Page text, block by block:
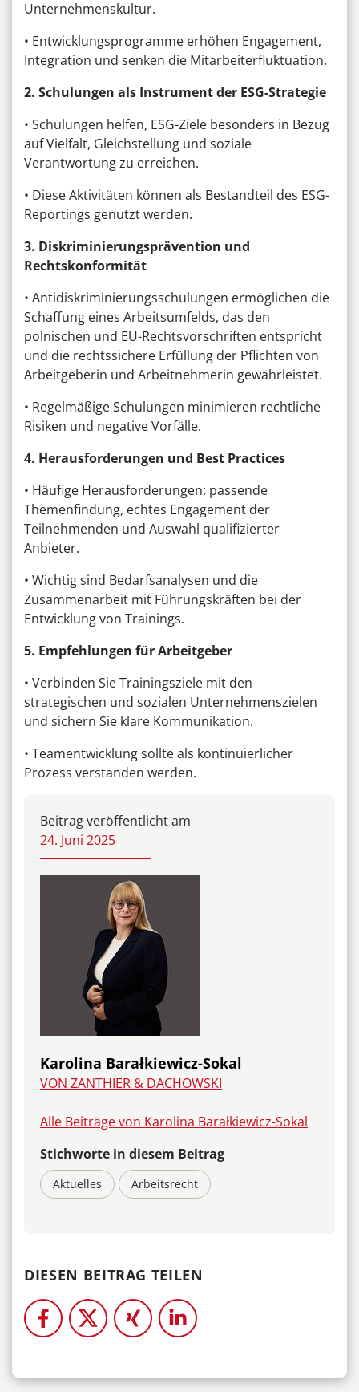
Unternehmenskultur.
• Entwicklungsprogramme erhöhen Engagement,
Integration und senken die Mitarbeiterfluktuation.
2. Schulungen als Instrument der ESG-Strategie
• Schulungen helfen, ESG-Ziele besonders in Bezug
auf Vielfalt, Gleichstellung und soziale
Verantwortung zu erreichen.
• Diese Aktivitäten können als Bestandteil des ESG-
Reportings genutzt werden.
3. Diskriminierungsprävention und
Rechtskonformität
• Antidiskriminierungsschulungen ermöglichen die
Schaffung eines Arbeitsumfelds, das den
polnischen und EU-Rechtsvorschriften entspricht
und die rechtssichere Erfüllung der Pflichten von
Arbeitgeberin und Arbeitnehmerin gewährleistet.
• Regelmäßige Schulungen minimieren rechtliche
Risiken und negative Vorfälle.
4. Herausforderungen und Best Practices
• Häufige Herausforderungen: passende
Themenfindung, echtes Engagement der
Teilnehmenden und Auswahl qualifizierter
Anbieter.
• Wichtig sind Bedarfsanalysen und die
Zusammenarbeit mit Führungskräften bei der
Entwicklung von Trainings.
5. Empfehlungen für Arbeitgeber
• Verbinden Sie Trainingsziele mit den
strategischen und sozialen Unternehmenszielen
und sichern Sie klare Kommunikation.
• Teamentwicklung sollte als kontinuierlicher
Prozess verstanden werden.
Beitrag veröffentlicht am
24. Juni 2025
Karolina Barałkiewicz-Sokal
VON ZANTHIER & DACHOWSKI
Alle Beiträge von Karolina Barałkiewicz-Sokal
Stichworte in diesem Beitrag
Aktuelles Arbeitsrecht
DIESEN BEITRAG TEILEN